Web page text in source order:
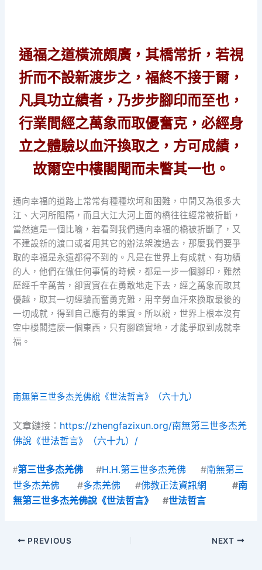
通福之道橫流頗廣，其橋常折，若視
折而不設新渡步之，福終不接于爾，
凡具功立績者，乃步步腳印而至也，
行業間經之萬象而取優奮克，必經身
立之體驗以血汗換取之，方可成績，
故爾空中樓閣聞而未瞥其一也。
通向幸福的道路上常常有種種坎坷和困難，中間又為很多大
江、大河所阻隔，而且大江大河上面的橋往往經常被折斷，
當然這是一個比喻，若看到我們通向幸福的橋被折斷了，又
不建設新的渡口或者用其它的辦法架渡過去，那麼我們要爭
取的幸福是永遠都得不到的。凡是在世界上有成就、有功績
的人，他們在做任何事情的時候，都是一步一個腳印，難然
歷經千辛萬苦，卻實實在在勇敢地走下去，經之萬象而取其
優越，取其一切經驗而奮勇克難，用辛勞血汗來換取最後的
一切成就，得到自己應有的果實。所以說，世界上根本沒有
空中樓閣這麼一個東西，只有腳踏實地，才能爭取到成就幸
福。
南無第三世多杰羌佛說《世法哲言》（六十九）
文章鏈接： https://zhengfazixun.org/南無第三世多杰羌
佛說《世法哲言》（六十九）/
#第三世多杰羌佛 #H.H.第三世多杰羌佛 #南無第三
世多杰羌佛 #多杰羌佛 #佛教正法資訊網 #南
無第三世多杰羌佛說《世法哲言》
#世法哲言
PREVIOUS NEXT